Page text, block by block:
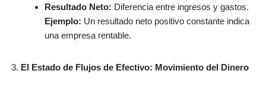
Resultado Neto: Diferencia entre ingresos y gastos.
Ejemplo: Un resultado neto positivo constante indica
una empresa rentable.
El Estado de Flujos de Efectivo: Movimiento del Dinero